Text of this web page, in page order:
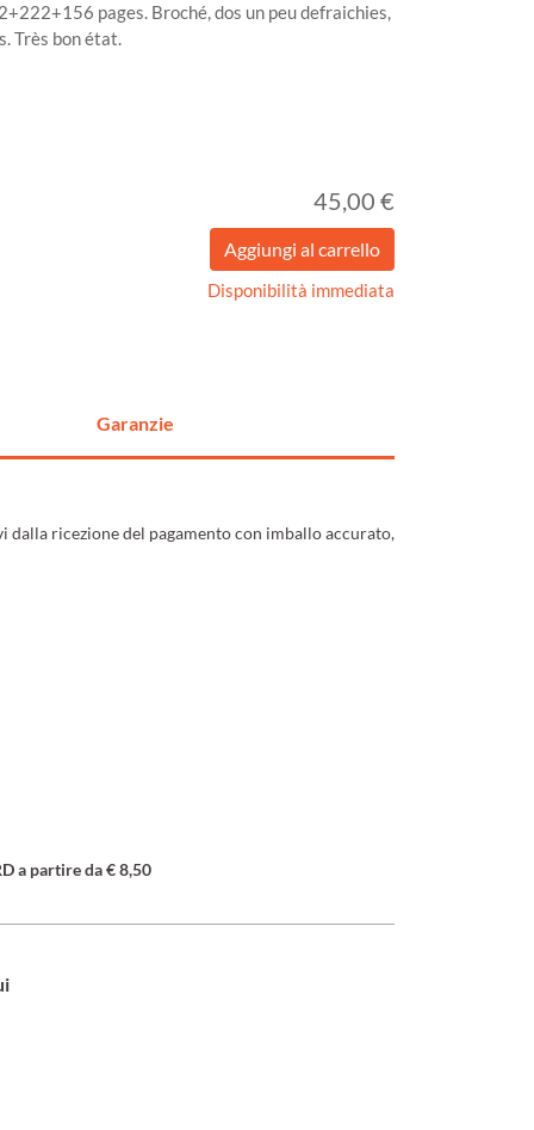
pages. Broché, dos un peu defraichies,
Très bon état.
45,00 €
Disponibilità immediata
Garanzie
ricezione del pagamento con imballo accurato,
a partire da € 8,50